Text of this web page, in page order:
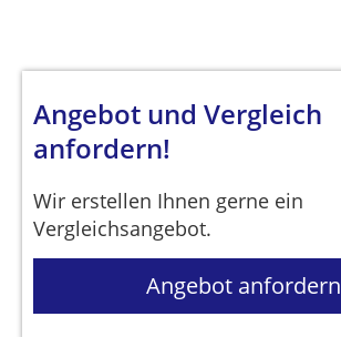
Angebot und Vergleich
anfordern!
Wir erstellen Ihnen gerne ein
Vergleichsangebot.
Angebot anfordern